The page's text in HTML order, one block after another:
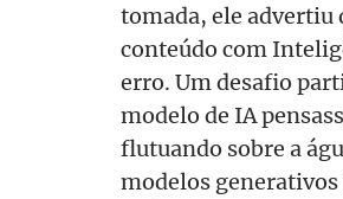
tomada, ele advertiu
conteúdo com
erro. Um desafio
modelo de IA
flutuando sobre a
modelos generativos